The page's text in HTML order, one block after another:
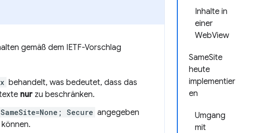
Inhalte in
einer
WebView
SameSite
heute
implementier
en
Umgang
mit
gemäß dem IETF-Vorschlag
behandelt, was bedeutet, dass das
nur zu beschränken.
SameSite=None; Secure angegeben